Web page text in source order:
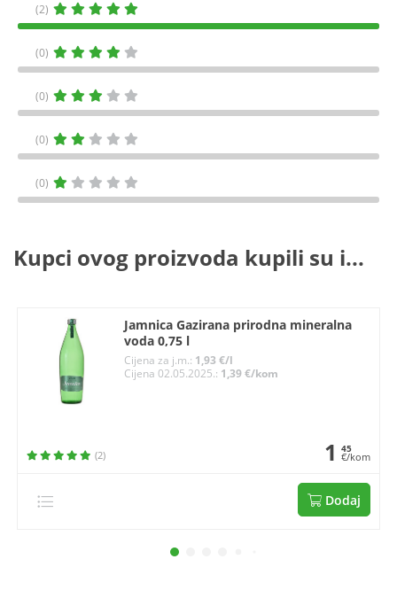
(2)
(0)
(0)
(0)
(0)
Kupci ovog proizvoda kupili su i...
Jamnica Gazirana prirodna mineralna
voda 0,75 l
Cijena za j.m.: 1,93 €/l
Cijena 02.05.2025.: 1,39 €/kom
(2) 1 45
€/kom
Dodaj